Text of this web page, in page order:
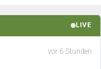
LIVE
vor 6 Stunden